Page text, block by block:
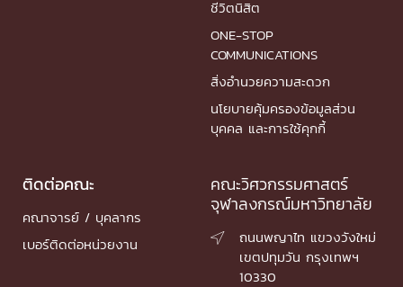
ชีวิตนิสิต
ONE-STOP
COMMUNICATIONS
สิ่งอำนวยความสะดวก
นโยบายคุ้มครองข้อมูลส่วน
บุคคล และการใช้คุกกี้
ติดต่อคณะ
คณาจารย์ / บุคลากร
เบอร์ติดต่อหน่วยงาน
คณะวิศวกรรมศาสตร์
จุฬาลงกรณ์มหาวิทยาลัย

ถนนพญาไท แขวงวังใหม่
เขตปทุมวัน กรุงเทพฯ
10330